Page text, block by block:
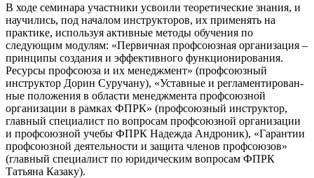
В ходе семинара участники усво­или теоретические знания, и
нау­чились, под началом инструкторов, их применять на
практике, исполь­зуя активные методы обучения по
следующим модулям: «Первичная профсоюзная организация –
прин­ципы создания и эффективного функционирования.
Ресурсы профсоюза и их менеджмент» (профсо­юзный
инструктор Дорин Суруча­ну), «Уставные и регламентирован­
ные положения в области менед­жмента профсоюзной
организации в рамках ФПРК» (профсоюзный ин­структор,
главный специалист по вопросам профсоюзной организа­ции
и профсоюзной учебы ФПРК Надежда Андроник), «Гарантии
профсоюзной деятельности и защи­та членов профсоюзов»
(главный специалист по юридическим вопро­сам ФПРК
Татьяна Казаку).